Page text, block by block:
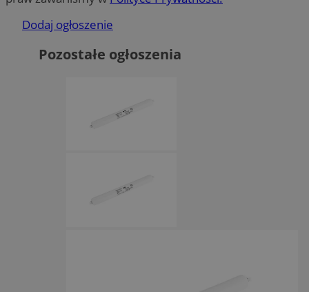
Dodaj ogłoszenie
Pozostałe ogłoszenia